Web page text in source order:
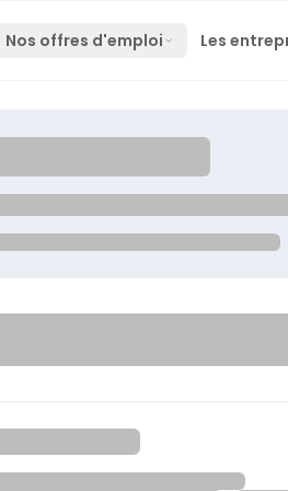
Nos offres d'emploi Les